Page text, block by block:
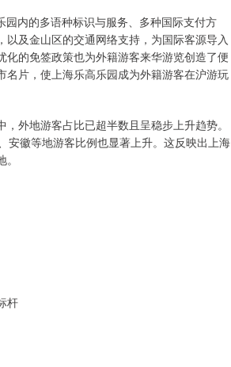
内的多语种标识与服务、多种国际支付方
及金山区的交通网络支持，为国际客源导入
的免签政策也为外籍游客来华游览创造了便
片，使上海乐高乐园成为外籍游客在沪游玩
外地游客占比已超半数且呈稳步上升趋势。
安徽等地游客比例也显著上升。这反映出上海
杆